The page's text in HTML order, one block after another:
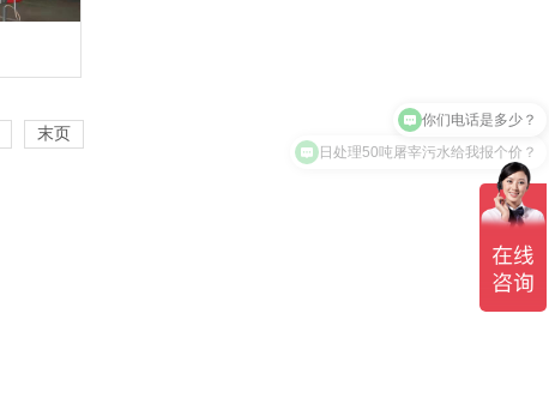
末页 日处理50吨屠宰污水给我报个价？